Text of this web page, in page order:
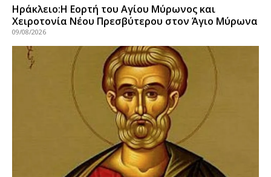
Ηράκλειο:Η Εορτή του Αγίου Μύρωνος και
Χειροτονία Νέου Πρεσβύτερου στον Άγιο Μύρωνα
09/08/2026